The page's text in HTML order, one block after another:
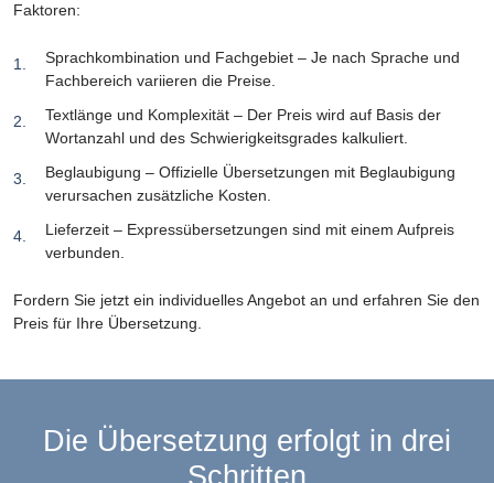
Faktoren:
Sprachkombination und Fachgebiet – Je nach Sprache und
Fachbereich variieren die Preise.
Textlänge und Komplexität – Der Preis wird auf Basis der
Wortanzahl und des Schwierigkeitsgrades kalkuliert.
Beglaubigung – Offizielle Übersetzungen mit Beglaubigung
verursachen zusätzliche Kosten.
Lieferzeit – Expressübersetzungen sind mit einem Aufpreis
verbunden.
Fordern Sie jetzt ein individuelles Angebot an und erfahren Sie den
Preis für Ihre Übersetzung.
Die Übersetzung erfolgt in drei
Schritten